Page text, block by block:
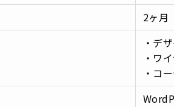
2ヶ月
・デ
・ワ
・コ